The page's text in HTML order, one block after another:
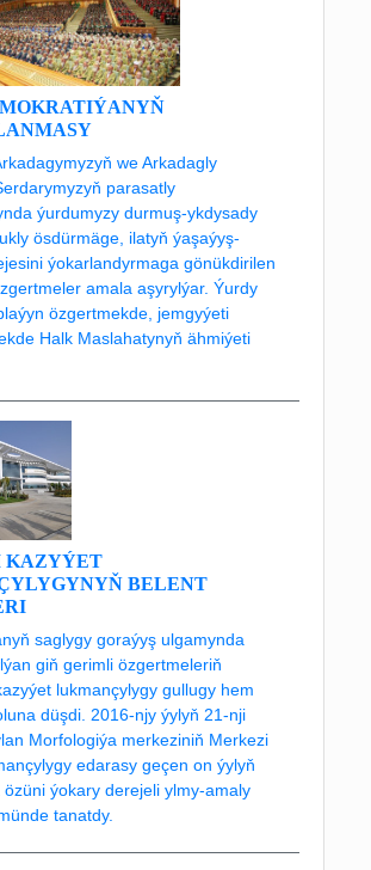
we Arkadagly
parasatly
ýurdumyzy durmuş-ykdysady
ösdürmäge, ilatyň ýaşaýyş-
ýokarlandyrmaga gönükdirilen
amala aşyrylýar. Ýurdy
özgertmekde, jemgyýeti
Halk Maslahatynyň ähmiýeti
KAZYÝET
BELENT
saglygy goraýyş ulgamynda
giň gerimli özgertmeleriň
lukmançylygy gullugy hem
düşdi. 2016-njy ýylyň 21-nji
Morfologiýa merkeziniň Merkezi
edarasy geçen on ýylyň
ýokary derejeli ylmy-amaly
tanatdy.